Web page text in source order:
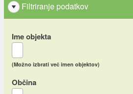
Filtriranje podatkov
Ime objekta
(Možno izbrati več imen objektov)
Občina